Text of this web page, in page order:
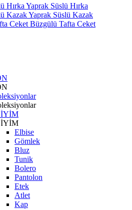
Yaprak Süslü Hırka
Yaprak Süslü Kazak
Büzgülü Tafta Ceket
Elbise
Gömlek
Bluz
Tunik
Bolero
Pantolon
Etek
Atlet
Kap